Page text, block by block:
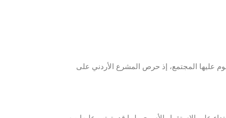
عليها المجتمع، إذ حرص المشرع الأردني على